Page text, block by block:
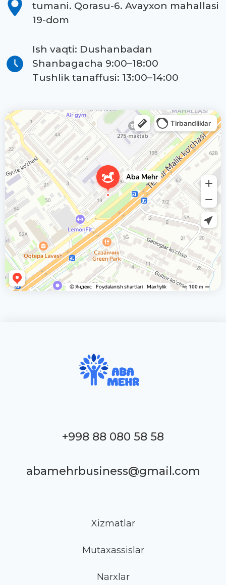
tumani. Qorasu-6. Avayxon mahallasi
19-dom
Ish vaqti: Dushanbadan
Shanbagacha 9:00–18:00
Tushlik tanaffusi: 13:00–14:00
+998 88 080 58 58
abamehrbusiness@gmail.com
Xizmatlar
Mutaxassislar
Narxlar